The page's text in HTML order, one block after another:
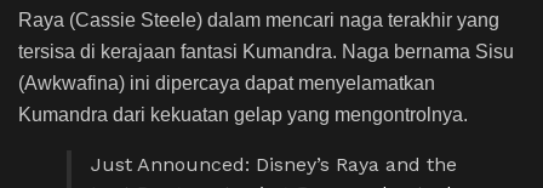
Raya (Cassie Steele) dalam mencari naga terakhir yang
tersisa di kerajaan fantasi Kumandra. Naga bernama Sisu
(Awkwafina) ini dipercaya dapat menyelamatkan
Kumandra dari kekuatan gelap yang mengontrolnya.
Just Announced: Disney’s Raya and the